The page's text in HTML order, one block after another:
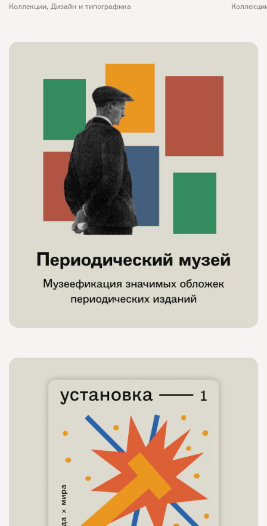
Коллекции, Дизайн и типографика